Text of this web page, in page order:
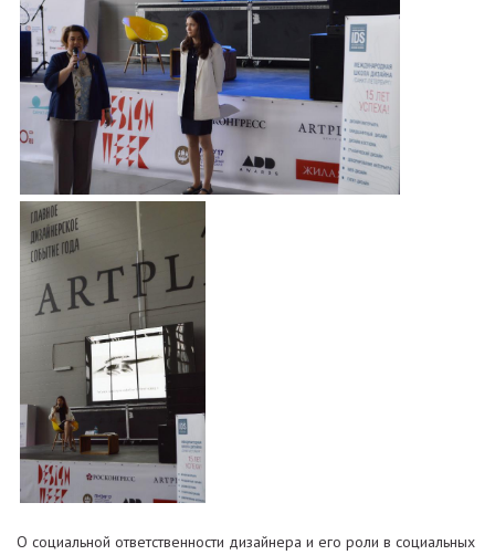
О социальной ответственности дизайнера и его роли в социальных